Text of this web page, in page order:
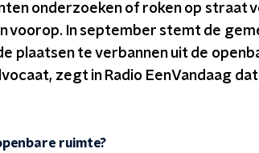
onderzoeken of roken op straat
voorop. In september stemt de
plaatsen te verbannen uit de
zegt in Radio EenVandaag dat
ruimte?